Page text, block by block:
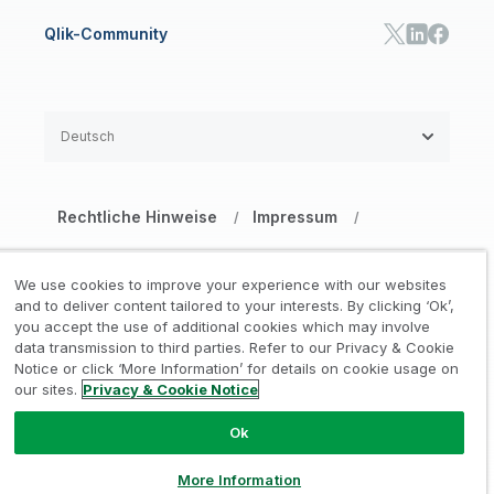
Qlik-Community
Rechtliche Hinweise / Impressum /
Marken / Vertrauen /
Nutzungsbedingungen Website /
Meine Daten nicht weitergeben
© 1993–2026 QlikTech International
AB. Alle Rechte vorbehalten
Deutsch
We use cookies to improve your experience with our websites
and to deliver content tailored to your interests. By clicking ‘Ok’,
you accept the use of additional cookies which may involve
data transmission to third parties. Refer to our Privacy & Cookie
Notice or click ‘More Information’ for details on cookie usage on
our sites. Privacy & Cookie Notice
Ok
More Information